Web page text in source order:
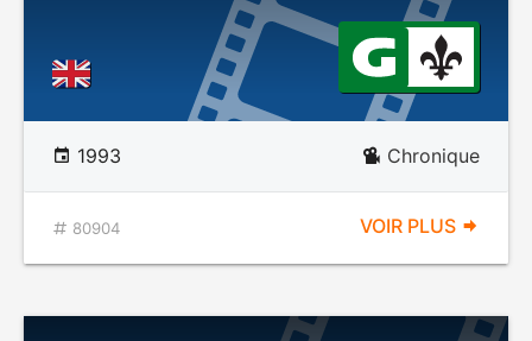
1993 Chronique
80904 VOIR PLUS